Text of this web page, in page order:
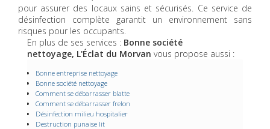
pour assurer des locaux sains et sécurisés. Ce service de
désinfection complète garantit un environnement sans
risques pour les occupants.
En plus de ses services : Bonne société
nettoyage, L'Éclat du Morvan vous propose aussi :
Bonne entreprise nettoyage
Bonne société nettoyage
Comment se débarrasser blatte
Comment se débarrasser frelon
Désinfection milieu hospitalier
Destruction punaise lit